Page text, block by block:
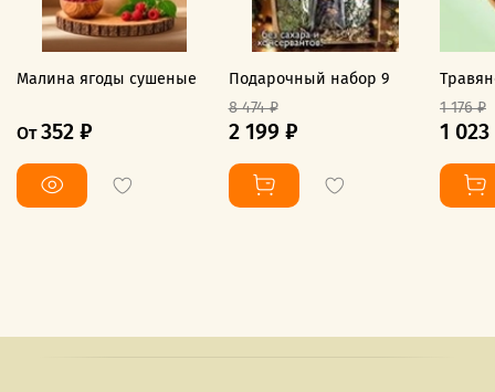
Малина ягоды сушеные
От 352 ₽
Подарочный набор 9
8 474 ₽
2 199 ₽
1 176 ₽
1